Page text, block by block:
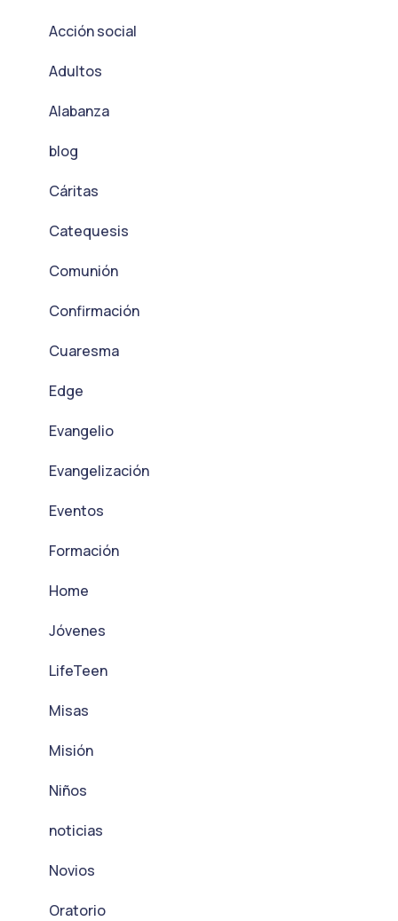
Acción social
Adultos
Alabanza
blog
Cáritas
Catequesis
Comunión
Confirmación
Cuaresma
Edge
Evangelio
Evangelización
Eventos
Formación
Home
Jóvenes
LifeTeen
Misas
Misión
Niños
noticias
Novios
Oratorio